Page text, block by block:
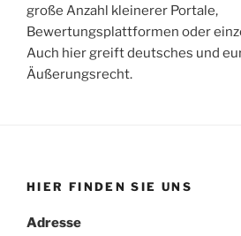
große Anzahl kleinerer Portale,
Bewertungsplattformen oder
Auch hier greift deutsches und
Äußerungsrecht.
HIER FINDEN SIE UNS
Adresse